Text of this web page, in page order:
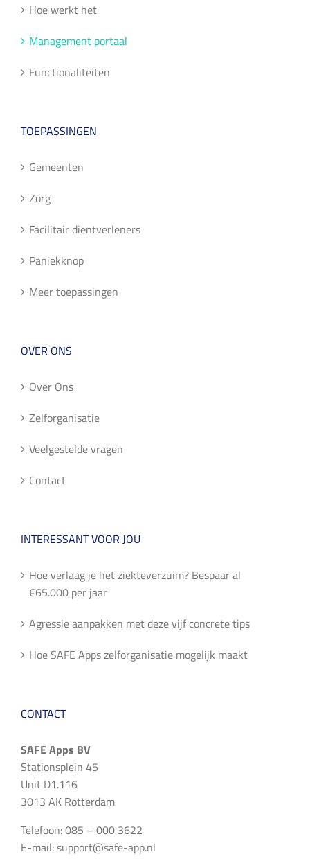
Hoe werkt het
Management portaal
Functionaliteiten
TOEPASSINGEN
Gemeenten
Zorg
Facilitair dientverleners
Paniekknop
Meer toepassingen
OVER ONS
Over Ons
Zelforganisatie
Veelgestelde vragen
Contact
INTERESSANT VOOR JOU
Hoe verlaag je het ziekteverzuim? Bespaar al
€65.000 per jaar
Agressie aanpakken met deze vijf concrete tips
Hoe SAFE Apps zelforganisatie mogelijk maakt
CONTACT
SAFE Apps BV
Stationsplein 45
Unit D1.116
3013 AK Rotterdam
Telefoon: 085 – 000 3622
E-mail:support@safe-app.nl